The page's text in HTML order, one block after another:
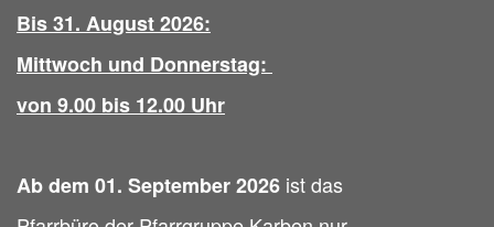
Bis 31. August 2026:
Mittwoch und Donnerstag:
von 9.00 bis 12.00 Uhr
Ab dem 01. September 2026 ist das